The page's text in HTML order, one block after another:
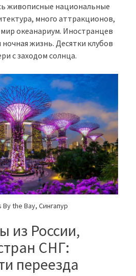
живописные национальные
много аттракционов,
океанариум. Иностранцев
жизнь. Десятки клубов
с заходом солнца.
By the Bay, Cингапур
из России,
СНГ:
переезда